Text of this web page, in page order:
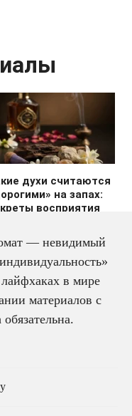
духи считаются
на запах:
восприятия
— невидимый
в мире
материалов с